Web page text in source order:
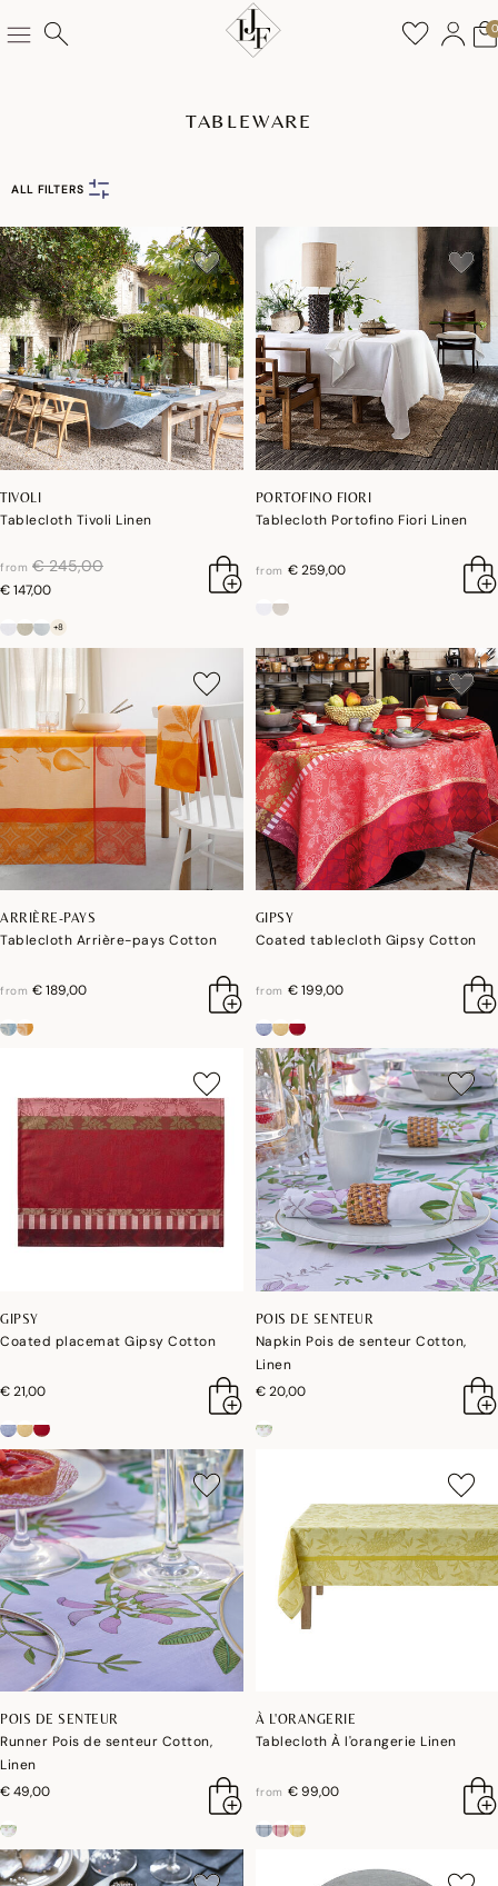
0
TABLEWARE
ALL FILTERS
TIVOLI
Tablecloth Tivoli Linen
from price reduced from
€ 245,00to
€ 147,00
+8
PORTOFINO FIORI
Tablecloth Portofino Fiori Linen
from € 259,00
ARRIÈRE-PAYS
Tablecloth Arrière-pays Cotton
from € 189,00
GIPSY
Coated tablecloth Gipsy Cotton
from € 199,00
GIPSY
Coated placemat Gipsy Cotton
€ 21,00
POIS DE SENTEUR
Napkin Pois de senteur Cotton,
Linen
€ 20,00
POIS DE SENTEUR
Runner Pois de senteur Cotton,
Linen
€ 49,00
À L'ORANGERIE
Tablecloth À l'orangerie Linen
from € 99,00